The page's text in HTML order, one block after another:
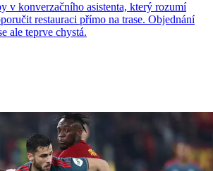
v konverzačního asistenta, který rozumí
restauraci přímo na trase. Objednání
ale teprve chystá.